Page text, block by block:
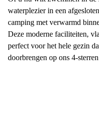
waterplezier in een
camping met verwarmd
Deze moderne faciliteiten,
perfect voor het hele gezin
doorbrengen op ons 4-